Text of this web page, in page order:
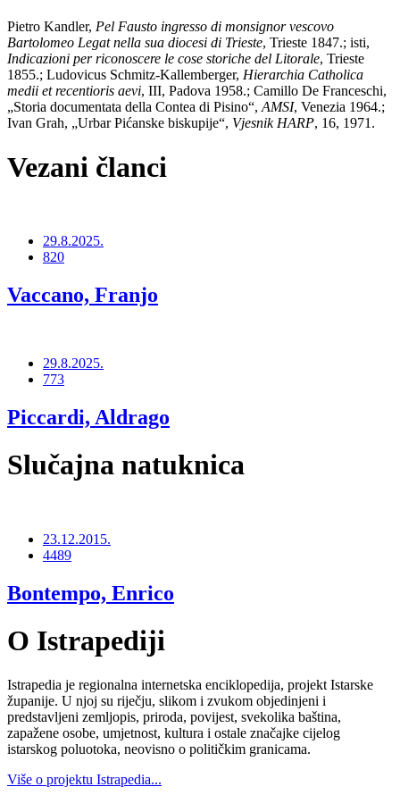
Pietro Kandler, Pel Fausto ingresso di monsignor vescovo
Bartolomeo Legat nella sua diocesi di Trieste, Trieste 1847.; isti,
Indicazioni per riconoscere le cose storiche del Litorale, Trieste
1855.; Ludovicus Schmitz-Kallemberger, Hierarchia Catholica
medii et recentioris aevi, III, Padova 1958.; Camillo De Franceschi,
„Storia documentata della Contea di Pisino“,AMSI, Venezia 1964.;
Ivan Grah, „Urbar Pićanske biskupije“, Vjesnik HARP, 16, 1971.
Vezani članci
29.8.2025.
820
Vaccano, Franjo
29.8.2025.
773
Piccardi, Aldrago
Slučajna natuknica
23.12.2015.
4489
Bontempo, Enrico
O Istrapediji
Istrapedia je regionalna internetska enciklopedija, projekt Istarske
županije. U njoj su riječju, slikom i zvukom objedinjeni i
predstavljeni zemljopis, priroda, povijest, svekolika baština,
zapažene osobe, umjetnost, kultura i ostale značajke cijelog
istarskog poluotoka, neovisno o političkim granicama.
Više o projektu Istrapedia...